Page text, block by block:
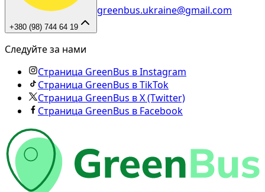
+380 (98) 744 64 19
greenbus.ukraine@gmail.com
Следуйте за нами
Страница GreenBus в Instagram
Страница GreenBus в TikTok
Страница GreenBus в X (Twitter)
Страница GreenBus в Facebook